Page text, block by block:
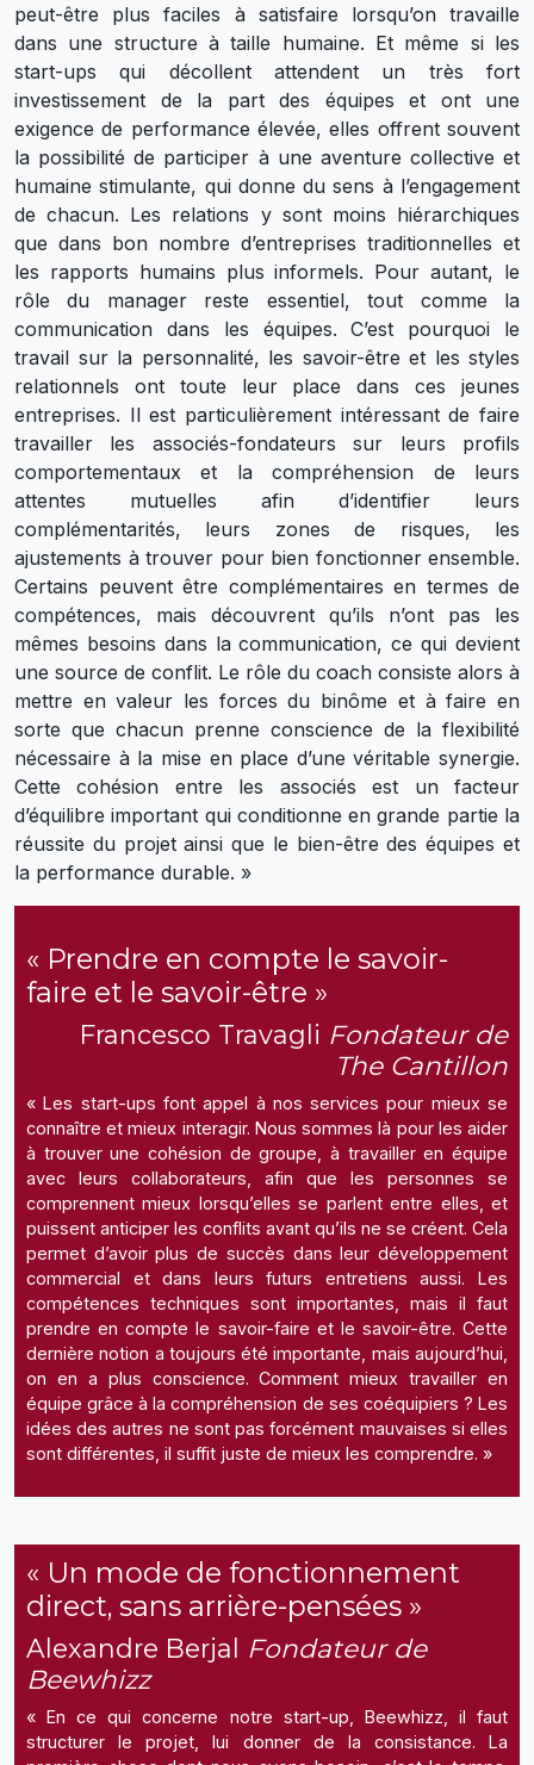
peut-être plus faciles à satisfaire lorsqu’on travaille
dans une structure à taille humaine. Et même si les
start-ups qui décollent attendent un très fort
investissement de la part des équipes et ont une
exigence de performance élevée, elles offrent souvent
la possibilité de participer à une aventure collective et
humaine stimulante, qui donne du sens à l’engagement
de chacun. Les relations y sont moins hiérarchiques
que dans bon nombre d’entreprises traditionnelles et
les rapports humains plus informels. Pour autant, le
rôle du manager reste essentiel, tout comme la
communication dans les équipes. C’est pourquoi le
travail sur la personnalité, les savoir-être et les styles
relationnels ont toute leur place dans ces jeunes
entreprises. Il est particulièrement intéressant de faire
travailler les associés-fondateurs sur leurs profils
comportementaux et la compréhension de leurs
attentes mutuelles afin d’identifier leurs
complémentarités, leurs zones de risques, les
ajustements à trouver pour bien fonctionner ensemble.
Certains peuvent être complémentaires en termes de
compétences, mais découvrent qu’ils n’ont pas les
mêmes besoins dans la communication, ce qui devient
une source de conflit. Le rôle du coach consiste alors à
mettre en valeur les forces du binôme et à faire en
sorte que chacun prenne conscience de la flexibilité
nécessaire à la mise en place d’une véritable synergie.
Cette cohésion entre les associés est un facteur
d’équilibre important qui conditionne en grande partie la
réussite du projet ainsi que le bien-être des équipes et
la performance durable. »
« Prendre en compte le savoir-
faire et le savoir-être »
Francesco Travagli Fondateur de
The Cantillon
« Les start-ups font appel à nos services pour mieux se
connaître et mieux interagir. Nous sommes là pour les aider
à trouver une cohésion de groupe, à travailler en équipe
avec leurs collaborateurs, afin que les personnes se
comprennent mieux lorsqu’elles se parlent entre elles, et
puissent anticiper les conflits avant qu’ils ne se créent. Cela
permet d’avoir plus de succès dans leur développement
commercial et dans leurs futurs entretiens aussi. Les
compétences techniques sont importantes, mais il faut
prendre en compte le savoir-faire et le savoir-être. Cette
dernière notion a toujours été importante, mais aujourd’hui,
on en a plus conscience. Comment mieux travailler en
équipe grâce à la compréhension de ses coéquipiers ? Les
idées des autres ne sont pas forcément mauvaises si elles
sont différentes, il suffit juste de mieux les comprendre. »
« Un mode de fonctionnement
direct, sans arrière-pensées »
Alexandre Berjal Fondateur de
Beewhizz
« En ce qui concerne notre start-up, Beewhizz, il faut
structurer le projet, lui donner de la consistance. La